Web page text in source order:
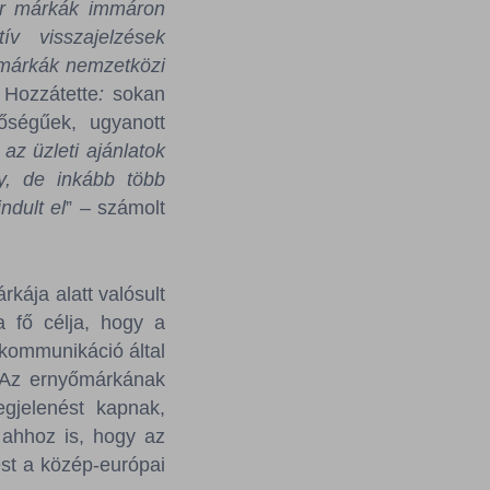
márkák immáron
visszajelzések
nemzetközi
: sokan
ugyanott
az üzleti ajánlatok
de inkább több
el” – számolt
alatt valósult
fő célja, hogy a
által
ernyőmárkának
kapnak,
is, hogy az
a közép-európai